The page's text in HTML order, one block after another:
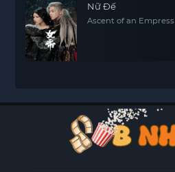
Nữ Đế
Ascent of an Empress